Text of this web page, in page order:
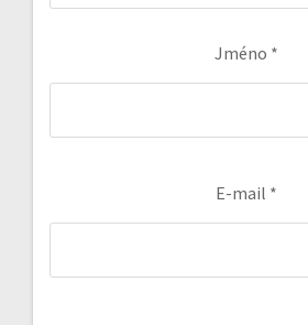
Jméno *
E-mail *